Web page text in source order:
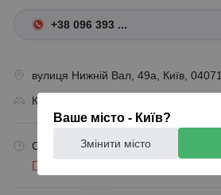
Ваше місто - Київ?
Змінити місто
+38 096 393 ...
вулиця Нижній Вал, 49а, Київ, 04071
Контрактова площа
Сьогодні: 08:00-19:00
Показати графік